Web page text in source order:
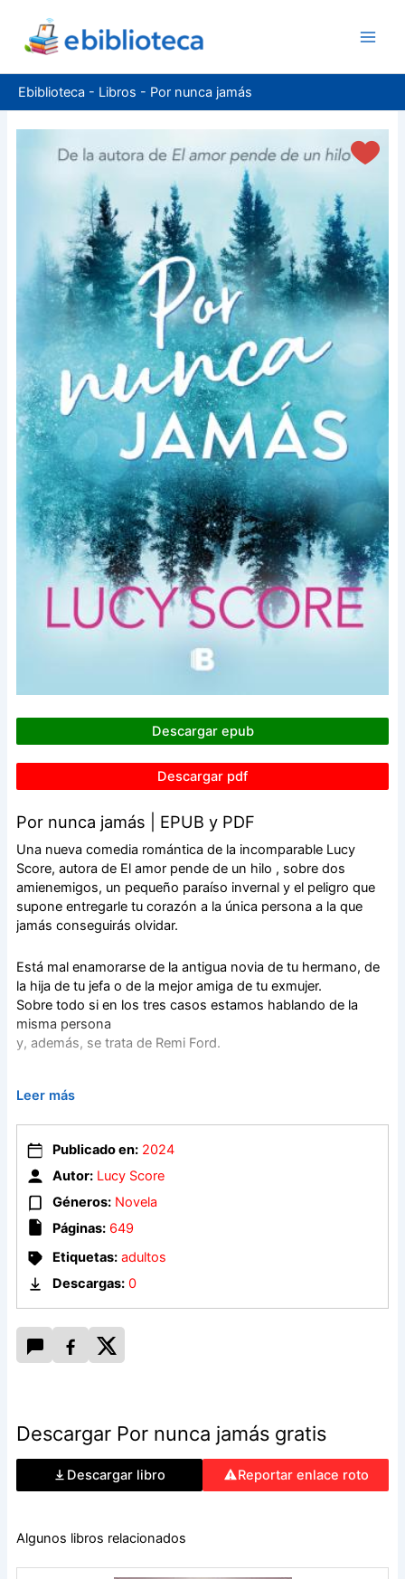
contenido
Ebiblioteca - Libros - Por nunca jamás
Descargar epub
Descargar pdf
Por nunca jamás | EPUB y PDF
Una nueva comedia romántica de la incomparable Lucy
Score, autora de El amor pende de un hilo , sobre dos
amienemigos, un pequeño paraíso invernal y el peligro que
supone entregarle tu corazón a la única persona a la que
jamás conseguirás olvidar.
Está mal enamorarse de la antigua novia de tu hermano, de
la hija de tu jefa o de la mejor amiga de tu exmujer.
Sobre todo si en los tres casos estamos hablando de la
misma persona
y, además, se trata de Remi Ford.
Cuando Brick Callan descubre que Remi Ford ha regresado a
la isla Mackinac a pasar el invierno, se propone descubrir
qué es lo que ocultan esos ojos verdes que llevan años
atormentándolo. Incluso si para conseguirlo debe derribar el
muro que había construido entre ellos. Y aunque termine
enamorándose de la única mujer a la que nunca logrará
olvidar.
Remi solo necesita pasar desapercibida un par de semanas.
No piensa quedarse en la isla para siempre, y menos cuando
el hombre que la hizo pedazos parece empeñado en
ambos en una situación peligrosa que podría costarles
mucho más que el corazón.
Leer más
Publicado en: 2024
Autor: Lucy Score
Géneros: Novela
Páginas: 649
Etiquetas: adultos
Descargas: 0
Descargar Por nunca jamás gratis
Descargar libro Reportar enlace roto
Algunos libros relacionados